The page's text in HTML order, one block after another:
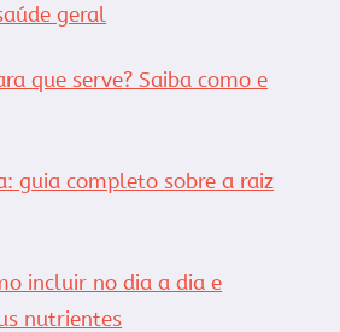
geral
que serve? Saiba como e
guia completo sobre a raiz
incluir no dia a dia e
nutrientes